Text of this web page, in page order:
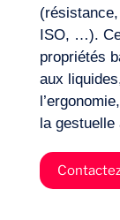
Journal de Bord
sourcing
dans les
d’un
quel
dans le
procédés
un
ISO, …).
propriétés
aux
la